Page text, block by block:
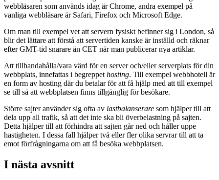
webbläsaren som används idag är Chrome, andra exempel på
vanliga webbläsare är Safari, Firefox och Microsoft Edge.
Om man till exempel vet att servern fysiskt befinner sig i London, så
blir det lättare att förstå att servertiden kanske är inställd och räknar
efter GMT-tid snarare än CET när man publicerar nya artiklar.
Att tillhandahålla/vara värd för en server och/eller serverplats för din
webbplats, innefattas i begreppet hosting. Till exempel webbhotell är
en form av hosting där du betalar för att få hjälp med att till exempel
se till så att webbplatsen finns tillgänglig för besökare.
Större sajter använder sig ofta av lastbalanserare som hjälper till att
dela upp all trafik, så att det inte ska bli överbelastning på sajten.
Detta hjälper till att förhindra att sajten går ned och håller uppe
hastigheten. I dessa fall hjälper två eller fler olika servrar till att ta
emot förfrågningarna om att få besöka webbplatsen.
I nästa avsnitt